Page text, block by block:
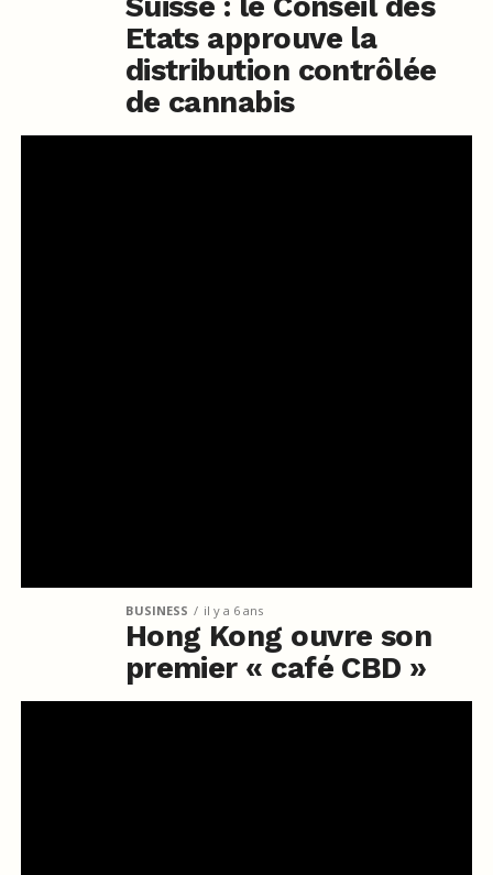
Etats approuve la
distribution contrôlée
de cannabis
BUSINESS il y a 6 ans
Hong Kong ouvre son
premier « café CBD »